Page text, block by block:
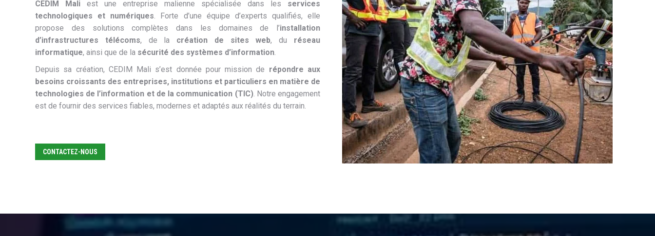
CEDIM Mali est une entreprise malienne spécialisée dans les services
technologiques et numériques. Forte d’une équipe d’experts qualifiés, elle
propose des solutions complètes dans les domaines de l’installation
d’infrastructures télécoms, de la création de sites web, du réseau
informatique, ainsi que de la sécurité des systèmes d’information.
Depuis sa création, CEDIM Mali s’est donnée pour mission de répondre aux
besoins croissants des entreprises, institutions et particuliers en matière de
technologies de l’information et de la communication (TIC). Notre engagement
est de fournir des services fiables, modernes et adaptés aux réalités du terrain.
CONTACTEZ-NOUS